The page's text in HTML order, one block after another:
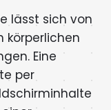
lässt sich von
körperlichen
Eine
per